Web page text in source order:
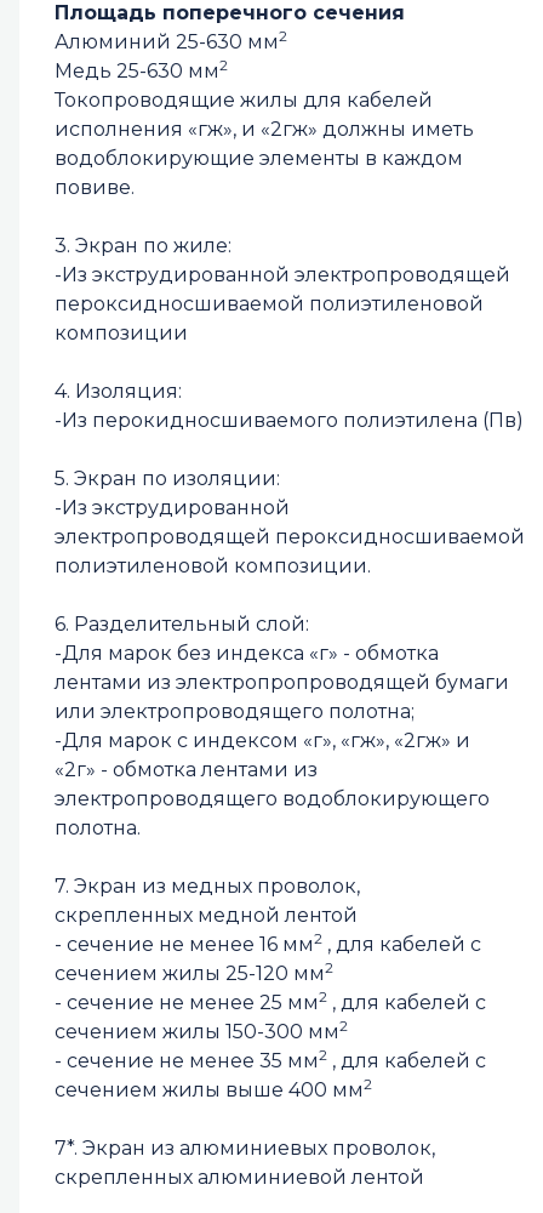
Площадь поперечного сечения
Алюминий 25-630 мм2
Медь 25-630 мм2
Токопроводящие жилы для кабелей
исполнения «гж», и «2гж» должны иметь
водоблокирующие элементы в каждом
повиве.
3. Экран по жиле:
-Из экструдированной электропроводящей
пероксидносшиваемой полиэтиленовой
композиции
4. Изоляция:
-Из перокидносшиваемого полиэтилена (Пв)
5. Экран по изоляции:
-Из экструдированной
электропроводящей пероксидносшиваемой
полиэтиленовой композиции.
6. Разделительный слой:
-Для марок без индекса «г» - обмотка
лентами из электропропроводящей бумаги
или электропроводящего полотна;
-Для марок с индексом «г», «гж», «2гж» и
«2г» - обмотка лентами из
электропроводящего водоблокирующего
полотна.
7. Экран из медных проволок,
скрепленных медной лентой
- сечение не менее 16 мм2 , для кабелей с
сечением жилы 25-120 мм2
- сечение не менее 25 мм2 , для кабелей с
сечением жилы 150-300 мм2
- сечение не менее 35 мм2 , для кабелей с
сечением жилы выше 400 мм2
7*. Экран из алюминиевых проволок,
скрепленных алюминиевой лентой